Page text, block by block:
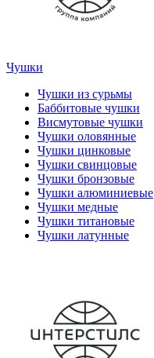
Чушки
Чушки из сурьмы
Баббитовые чушки
Висмутовые чушки
Чушки оловянные
Чушки цинковые
Чушки свинцовые
Чушки бронзовые
Чушки алюминиевые
Чушки медные
Чушки титановые
Чушки латунные